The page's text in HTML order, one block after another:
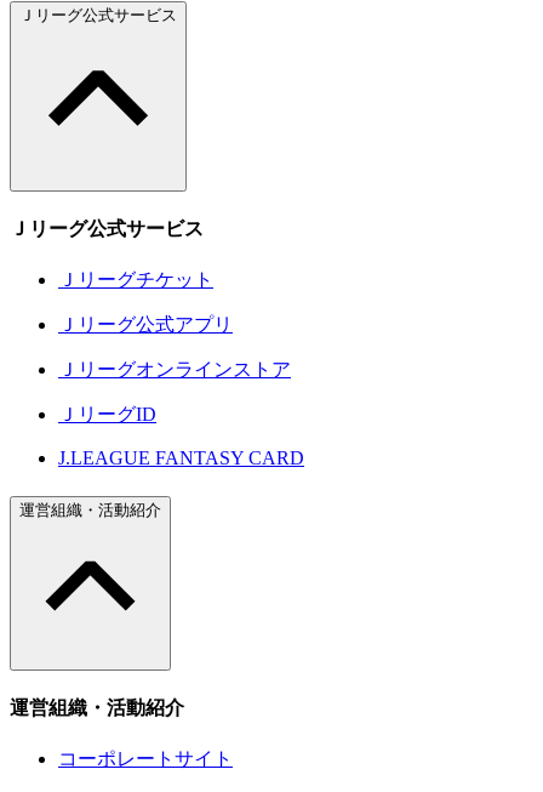
Ｊリーグ公式サービス
Ｊリーグ公式サービス
Ｊリーグチケット
Ｊリーグ公式アプリ
Ｊリーグオンラインストア
ＪリーグID
J.LEAGUE FANTASY CARD
運営組織・活動紹介
運営組織・活動紹介
コーポレートサイト